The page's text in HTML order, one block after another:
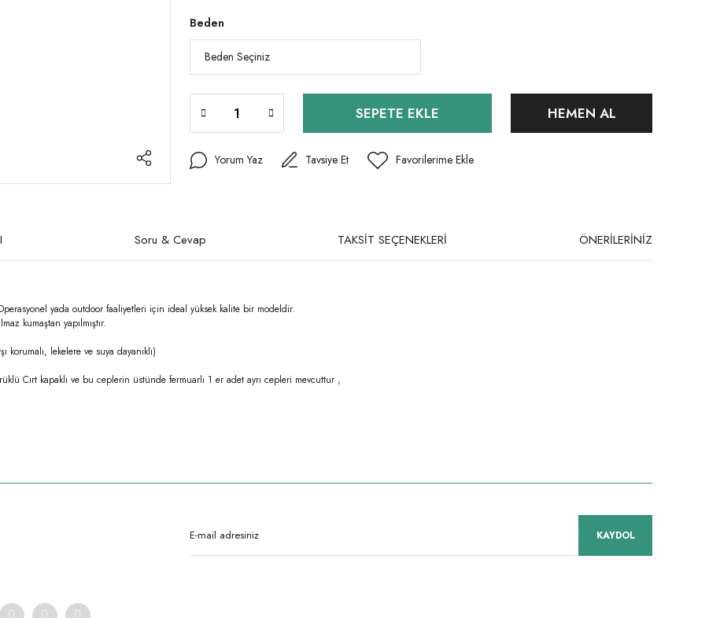
Beden
SEPETE EKLE HEMEN AL
Yorum Yaz Tavsiye Et
Soru & Cevap TAKSİT SEÇENEKLERİ ÖNERİLERİNİZ
yada outdoor faaliyetleri için ideal yüksek kalite bir modeldir.
kumaştan yapılmıştır.
korumalı, lekelere ve suya dayanıklı)
Cırt kapaklı ve bu ceplerin üstünde fermuarlı 1 er adet ayrı cepleri mevcuttur ,
KAYDOL